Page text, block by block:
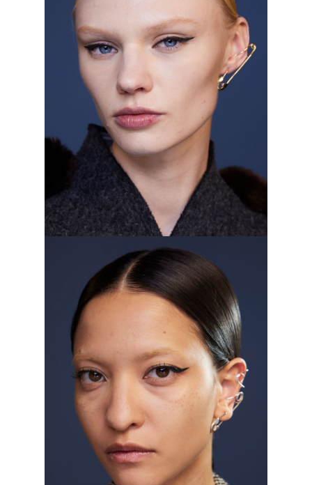
Tory Burch, осень–зима 2023/2024